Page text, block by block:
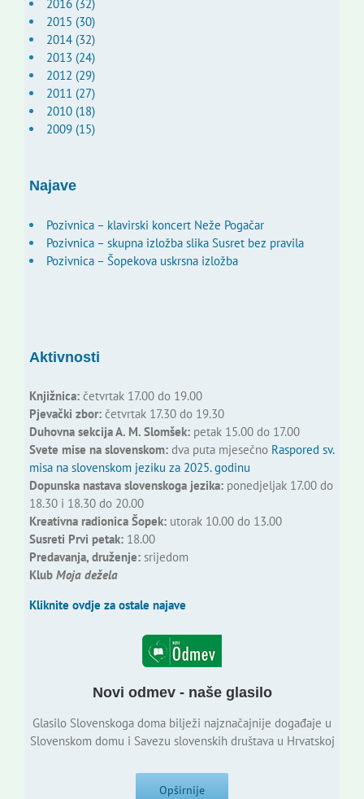
2016 (32)
2015 (30)
2014 (32)
2013 (24)
2012 (29)
2011 (27)
2010 (18)
2009 (15)
Najave
Pozivnica – klavirski koncert Neže Pogačar
Pozivnica – skupna izložba slika Susret bez pravila
Pozivnica – Šopekova uskrsna izložba
Aktivnosti
Knjižnica:četvrtak 17.00 do 19.00
Pjevački zbor:četvrtak 17.30 do 19.30
Duhovna sekcija A. M. Slomšek:petak 15.00 do 17.00
Svete mise na slovenskom:dva puta mjesečno Raspored sv.
misa na slovenskom jeziku za 2025. godinu
Dopunska nastava slovenskoga jezika:ponedjeljak 17.00 do
18.30 i 18.30 do 20.00
Kreativna radionica Šopek:utorak 10.00 do 13.00
Susreti Prvi petak:18.00
Predavanja, druženje:srijedom
Klub Moja dežela
Kliknite ovdje za ostale najave
Novi odmev - naše glasilo
Glasilo Slovenskoga doma bilježi najznačajnije događaje u
Slovenskom domu i Savezu slovenskih društava u Hrvatskoj
Opširnije